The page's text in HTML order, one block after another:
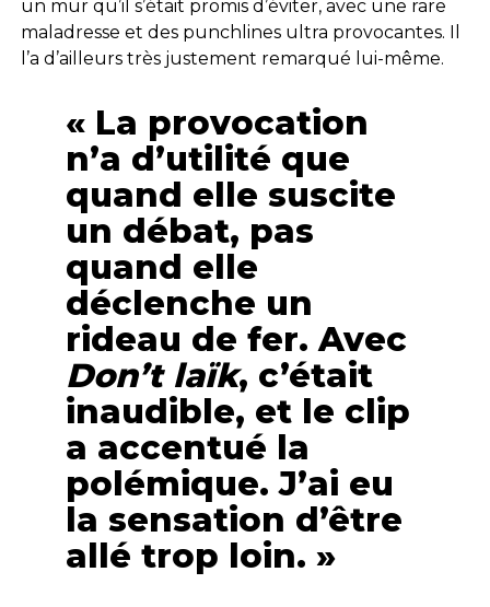
un mur qu’il s’était promis d’éviter, avec une rare
maladresse et des punchlines ultra provocantes. Il
l’a d’ailleurs très justement remarqué lui-même.
« La provocation
n’a d’utilité que
quand elle suscite
un débat, pas
quand elle
déclenche un
rideau de fer. Avec
Don’t laïk, c’était
inaudible, et le clip
a accentué la
polémique. J’ai eu
la sensation d’être
allé trop loin. »